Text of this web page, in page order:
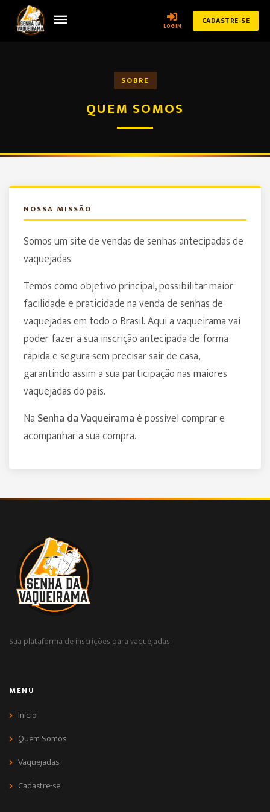
LOGIN CADASTRE-SE
SOBRE
QUEM SOMOS
NOSSA MISSÃO
Somos um site de vendas de senhas antecipadas de
vaquejadas.
Temos como objetivo principal, possibilitar maior
facilidade e praticidade na venda de senhas de
vaquejadas em todo o Brasil. Aqui a vaqueirama vai
poder fazer a sua inscrição antecipada de forma
rápida e segura sem precisar sair de casa,
garantindo assim a sua participação nas maiores
vaquejadas do país.
Na Senha da Vaqueiramaé possível comprar e
acompanhar a sua compra.
Sua plataforma de inscrições para vaquejadas.
MENU
Início
Quem Somos
Vaquejadas
Cadastre-se